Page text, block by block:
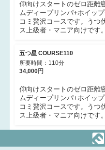
仰向けスタートのゼロ距離
ムディープリンパ+ホイッ
コミ贅沢コースです。うつ
ス上級者・マニア向けです。
五つ星 COURSE110
所要時間：110分
34,000円
仰向けスタートのゼロ距離
ムディープリンパ+ホイッ
コミ贅沢コースです。うつ
ス上級者・マニア向けです。